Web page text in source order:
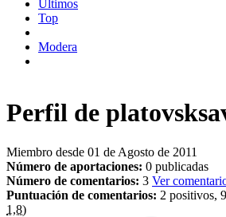
Últimos
Top
Modera
Perfil de
Miembro desde 01 de Agosto de 2011
Número de aportaciones: 0 publicadas
Número de comentarios: 3 Ver
Puntuación de comentarios: 2 positivos,
1,8)